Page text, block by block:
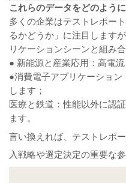
これらのデータをどのよう
多くの企業はテストレポー
るかどうか」に注目します
リケーションシーンと組み
● 新能源と産業応用：高電
●消費電子アプリケーショ
します；
医療と鉄道：性能以外に認
ます。
言い換えれば、テストレポ
入戦略や選定決定の重要な参